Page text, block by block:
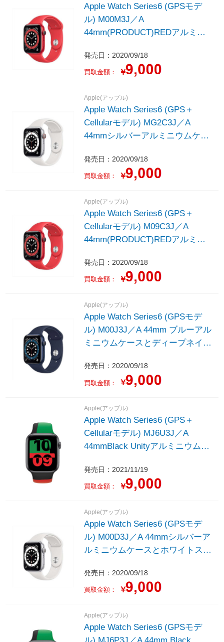
Apple Watch Series6 (GPSモデ
ル) M00M3J／A
44mm(PRODUCT)REDアルミニ
ポーツバンド - レギュラー
発売日：2020/09/18
買取金額： ￥
Apple(アップル)
Apple Watch Series6 (GPS＋
Cellularモデル) MG2C3J／A
44mmシルバーアルミニウムケー
ギュラー
発売日：2020/09/18
買取金額： ￥
Apple(アップル)
Apple Watch Series6 (GPS＋
Cellularモデル) M09C3J／A
44mm(PRODUCT)REDアルミニ
ポーツバンド - レギュラー
発売日：2020/09/18
買取金額： ￥
Apple(アップル)
Apple Watch Series6 (GPSモデ
ル) M00J3J／A 44mm ブルーアル
ミニウムケースとディープネイビ
発売日：2020/09/18
買取金額： ￥
Apple(アップル)
Apple Watch Series6 (GPS＋
Cellularモデル) MJ6U3J／A
44mmBlack Unityアルミニウムケ
ド - レギュラー
発売日：2021/11/19
買取金額： ￥
Apple(アップル)
Apple Watch Series6 (GPSモデ
ル) M00D3J／A 44mmシルバーア
ルミニウムケースとホワイトスポ
発売日：2020/09/18
買取金額： ￥
Apple(アップル)
Apple Watch Series6 (GPSモデ